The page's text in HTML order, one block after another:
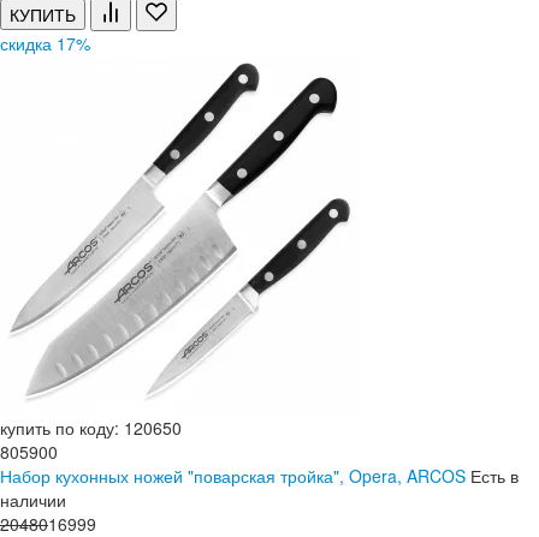
КУПИТЬ
скидка 17%
купить по коду: 120650
805900
Набор кухонных ножей "поварская тройка", Opera, ARCOS Есть в
наличии
2048016999